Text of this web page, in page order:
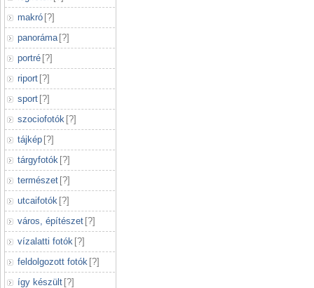
makró [?]
panoráma [?]
portré [?]
riport [?]
sport [?]
szociofotók [?]
tájkép [?]
tárgyfotók [?]
természet [?]
utcaifotók [?]
város, építészet [?]
vízalatti fotók [?]
feldolgozott fotók [?]
így készült [?]